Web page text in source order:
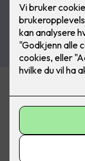
Økende
Det er et økende
stadig flere
bedriftseiere
næringskontroll